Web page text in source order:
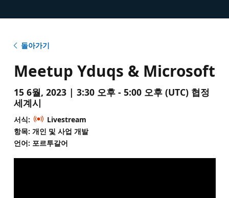
돌아가기
Meetup Yduqs & Microsoft
15 6월, 2023 | 3:30 오후 - 5:00 오후 (UTC) 협정
세계시
서식:
Livestream
항목: 개인 및 사업 개발
언어: 포르투갈어